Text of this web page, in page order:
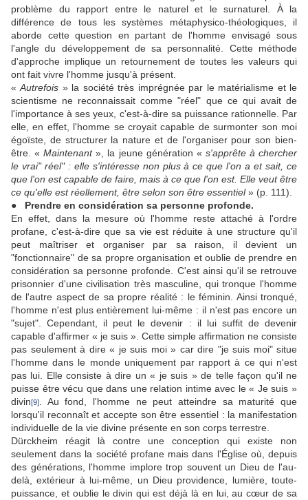
problème du rapport entre le naturel et le surnaturel. À la
différence de tous les systèmes métaphysico-théologiques, il
aborde cette question en partant de l'homme envisagé sous
l'angle du développement de sa personnalité. Cette méthode
d'approche implique un retournement de toutes les valeurs qui
ont fait vivre l'homme jusqu'à présent.
«Autrefois » la société très imprégnée par le matérialisme et le
scientisme ne reconnaissait comme "réel" que ce qui avait de
l'importance à ses yeux, c'est-à-dire sa puissance rationnelle. Par
elle, en effet, l'homme se croyait capable de surmonter son moi
égoïste, de structurer la nature et de l'organiser pour son bien-
être. «Maintenant», la jeune génération « s'apprête à chercher
le vrai" réel" : elle s'intéresse non plus à ce que l'on a et sait, ce
que l'on est capable de faire, mais à ce que l'on est. Elle veut être
ce qu'elle est réellement, être selon son être essentiel» (p. 111).
● Prendre en considération sa personne profonde.
En effet, dans la mesure où l'homme reste attaché à l'ordre
profane, c'est-à-dire que sa vie est réduite à une structure qu'il
peut maîtriser et organiser par sa raison, il devient un
"fonctionnaire" de sa propre organisation et oublie de prendre en
considération sa personne profonde. C'est ainsi qu'il se retrouve
prisonnier d'une civilisation très masculine, qui tronque l'homme
de l'autre aspect de sa propre réalité : le féminin. Ainsi tronqué,
l'homme n'est plus entièrement lui-même : il n'est pas encore un
"sujet". Cependant, il peut le devenir : il lui suffit de devenir
capable d'affirmer « je suis ». Cette simple affirmation ne consiste
pas seulement à dire « je suis moi » car dire "je suis moi" situe
l'homme dans le monde uniquement par rapport à ce qui n'est
pas lui. Elle consiste à dire un « je suis » de telle façon qu'il ne
puisse être vécu que dans une relation intime avec le « Je suis »
divin[9]
. Au fond, l'homme ne peut atteindre sa maturité que
lorsqu'il reconnaît et accepte son être essentiel : la manifestation
individuelle de la vie divine présente en son corps terrestre.
Dürckheim réagit là contre une conception qui existe non
seulement dans la société profane mais dans l'Église où, depuis
des générations, l'homme implore trop souvent un Dieu de l'au-
delà, extérieur à lui-même, un Dieu providence, lumière, toute-
puissance, et oublie le divin qui est déjà là en lui, au cœur de sa